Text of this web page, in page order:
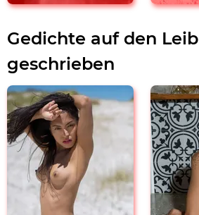
Gedichte auf den Leib
geschrieben